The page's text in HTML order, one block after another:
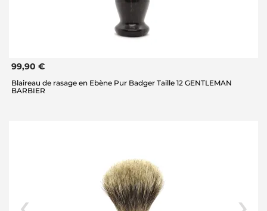
99,90 €
Blaireau de rasage en Ebène Pur Badger Taille 12 GENTLEMAN
BARBIER